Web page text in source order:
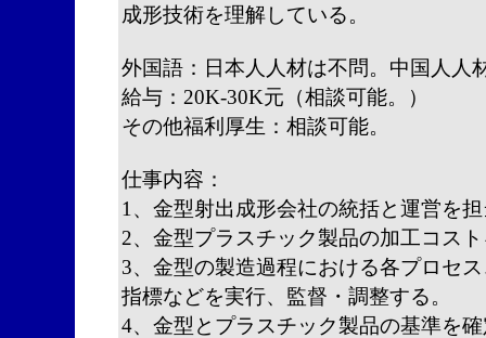
成形技術を理解している。
外国語：日本人人材は不問。中国人人
給与：20K-30K元（相談可能。）
その他福利厚生：相談可能。
仕事内容：
1、金型射出成形会社の統括と運営を
2、金型プラスチック製品の加工コス
3、金型の製造過程における各プロセ
指標などを実行、監督・調整する。
4、金型とプラスチック製品の基準を